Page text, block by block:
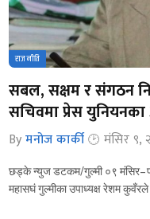
राजनीति
सबल, सक्षम र संगठन
सचिवमा प्रेस
By मनोज कार्की मंसिर ९,
छड्के न्युज डटकम/गुल्मी ०९ मंसिर–
महासघं गुल्मीका उपाध्यक्ष रेशम